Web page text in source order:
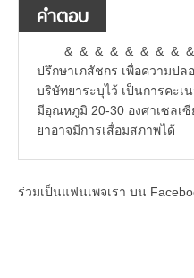
คำตอบ
& & & & & & & & &
ปรึกษาเภสัชกร เพื่อความป
บริษัทยาระบุไว้ เป็นการคะเ
มีอุณหภูมิ 20-30 องศาเซลเ
ยาอาจมีการเสื่อมสภาพได้
ร่วมเป็นแฟนเพจเรา บน